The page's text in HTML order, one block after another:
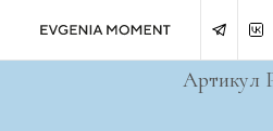
Артикул